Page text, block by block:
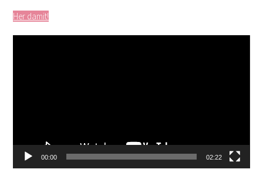
Her damit!
00:00 02:22